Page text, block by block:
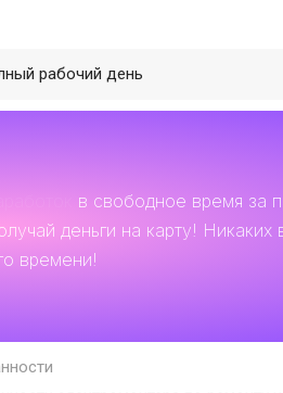
рабочий день
в свободное время за
деньги на карту!
времени!